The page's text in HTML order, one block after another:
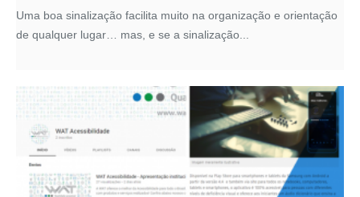
Uma boa sinalização facilita muito na organização e orientação
de qualquer lugar… mas, e se a sinalização...